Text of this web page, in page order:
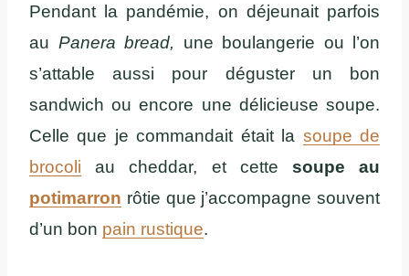
Pendant la pandémie, on déjeunait parfois
au Panera bread, une boulangerie ou l’on
s’attable aussi pour déguster un bon
sandwich ou encore une délicieuse soupe.
Celle que je commandait était la soupe de
brocoli au cheddar, et cette soupe au
potimarron rôtie que j’accompagne souvent
d’un bon pain rustique.